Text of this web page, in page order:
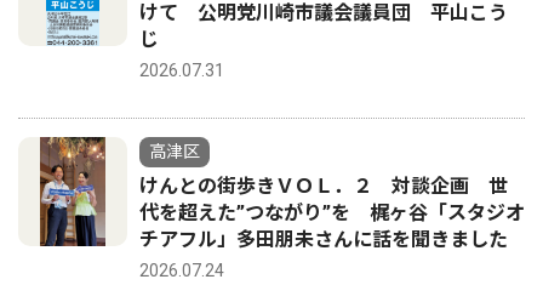
けて 公明党川崎市議会議員団 平山こう
じ
2026.07.31
高津区
けんとの街歩きＶＯＬ．２ 対談企画 世
代を超えた”つながり”を 梶ヶ谷「スタジオ
チアフル」多田朋未さんに話を聞きました
2026.07.24